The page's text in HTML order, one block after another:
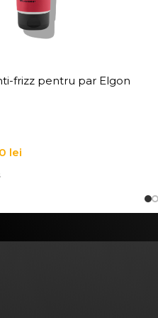
frizz pentru par Elgon
lei